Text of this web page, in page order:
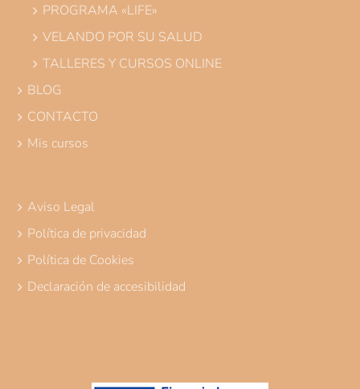
PROGRAMA «LIFE»
VELANDO POR SU SALUD
TALLERES Y CURSOS ONLINE
BLOG
CONTACTO
Mis cursos
Aviso Legal
Política de privacidad
Política de Cookies
Declaración de accesibilidad